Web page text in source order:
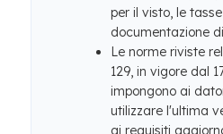
per il visto, le
documentazione
Le norme riviste
129, in vigore dal
impongono ai
utilizzare l'ultima
ai requisiti